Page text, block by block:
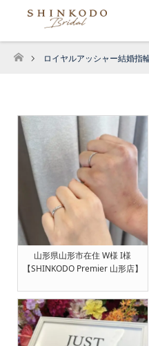
ホーム
ロイヤルアッシャー結婚指
山形県山形市在住 W様 I様
【SHINKODO Premier 山形店】